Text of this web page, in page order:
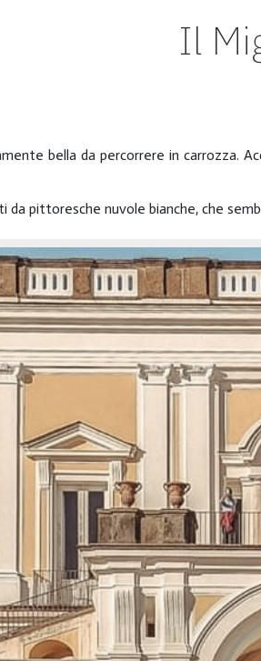
Il
bella da percorrere in carrozza.
da pittoresche nuvole bianche, che